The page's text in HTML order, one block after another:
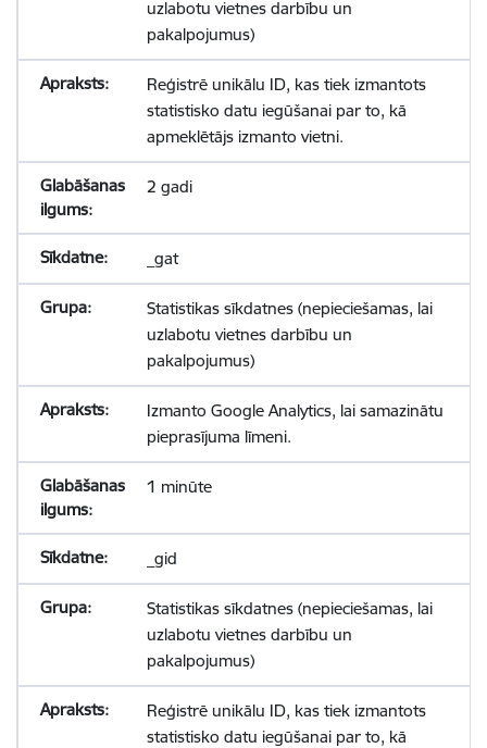
uzlabotu vietnes darbību un
pakalpojumus)
Reģistrē unikālu ID, kas tiek izmantots
statistisko datu iegūšanai par to, kā
apmeklētājs izmanto vietni.
2 gadi
_gat
Statistikas sīkdatnes (nepieciešamas, lai
uzlabotu vietnes darbību un
pakalpojumus)
Izmanto Google Analytics, lai samazinātu
pieprasījuma līmeni.
1 minūte
_gid
Statistikas sīkdatnes (nepieciešamas, lai
uzlabotu vietnes darbību un
pakalpojumus)
Reģistrē unikālu ID, kas tiek izmantots
statistisko datu iegūšanai par to, kā